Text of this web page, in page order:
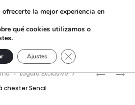
PERRO
SOFÁ
Lógara Exclusive
chester Sencil
la mejor experiencia en
qué cookies utilizamos o
.
Ajustes Cerrar el banner de